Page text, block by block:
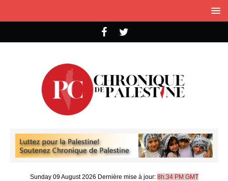
Sunday 09 August 2026 Dernière mise à jour: 8h:34 PM GMT